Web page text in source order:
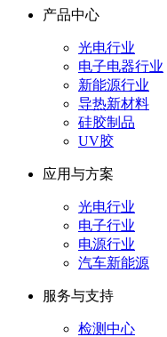
产品中心
光电行业
电子电器行业
新能源行业
导热新材料
硅胶制品
UV胶
应用与方案
光电行业
电子行业
电源行业
汽车新能源
服务与支持
检测中心